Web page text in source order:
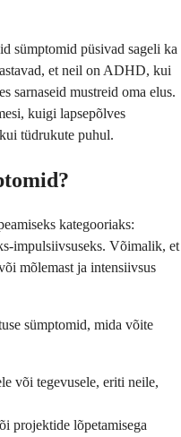
sümptomid püsivad sageli ka
et neil on ADHD, kui
sarnaseid mustreid oma elus.
kuigi lapsepõlves
tüdrukute puhul.
kategooriaks:
impulsiivsuseks. Võimalik, et
mõlemast ja intensiivsus
sümptomid, mida võite
või tegevusele, eriti neile,
projektide lõpetamisega